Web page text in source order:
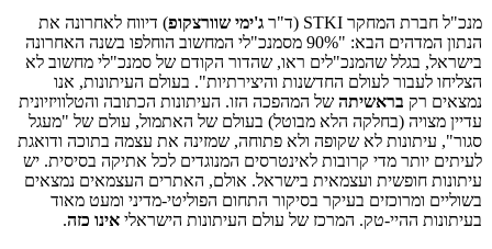
מנכ"ל חברת המחקר STKI (ד"ר ג'ימי שוורצקופ) דיווח לאחרונה את
הנתון המדהים הבא: "90% מסמנכ"לי המחשוב הוחלפו בשנה האחרונה
בישראל, בגלל שהמנכ"לים ראו, שהדור הקודם של סמנכ"לי מחשוב לא
הצליחו לעבור לעולם החדשנות והיצירתיות". בעולם העיתונות, אנו
נמצאים רק בראשיתה של המהפכה הזו. העיתונות הכתובה והטלוויזיונית
עדיין מצויה (בחלקה הלא מבוטל) בעולם של האתמול, עולם של "מעגל
סגור", עיתונות לא שקופה ולא פתוחה, שמזינה את עצמה בתוכה ודואגת
לעיתים יותר מדי קרובות לאינטרסים המנוגדים לכל אתיקה בסיסית. יש
עיתונות חופשית ועצמאית בישראל. אולם, האתרים העצמאים נמצאים
בשוליים ומרוכזים בעיקר בסיקור התחום הפוליטי-מדיני ומעט מאוד
בעיתונות ההיי-טק. המרכז של עולם העיתונות הישראלי אינו כזה.